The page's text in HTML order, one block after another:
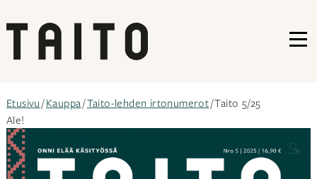
sisältöön
Etusivu /Kauppa/Taito-lehden irtonumerot/ Taito 5/25
Ale!
🔍